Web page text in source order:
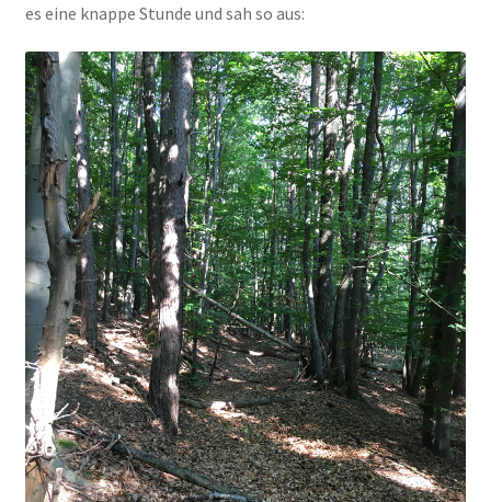
es eine knappe Stunde und sah so aus: